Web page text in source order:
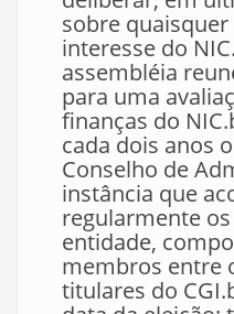
sobre
interesse do
assembléia
para uma
finanças do
cada dois anos
Conselho de
instância que
regularmente
entidade,
membros entre
titulares do